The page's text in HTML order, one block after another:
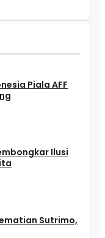
Piala AFF
Ilusi
Sutrimo,